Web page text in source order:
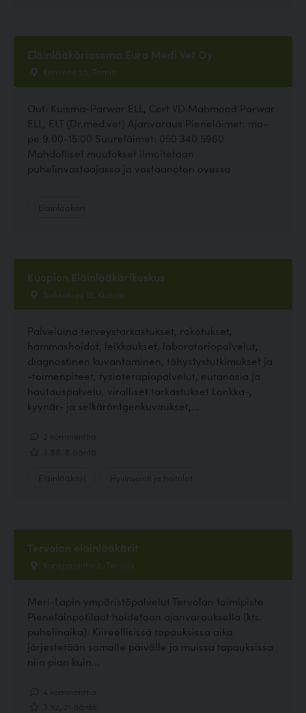
Eläinlääkäriasema Euro Medi Vet Oy
Kemintie 25, Tornio
Outi Kuisma-Parwar ELL, Cert VD Mahmood Parwar
ELL, ELT (Dr.med.vet) Ajanvaraus Pieneläimet: ma–
pe 9.00-15.00 Suureläimet: 050 340 5960
Mahdolliset muutokset ilmoitetaan
puhelinvastaajassa ja vastaanoton ovessa
Kuopion Eläinlääkärikeskus
Soikkokuja 12, Kuopio
Palveluina terveystarkastukset, rokotukset,
hammashoidot, leikkaukset, laboratoriopalvelut,
diagnostinen kuvantaminen, tähystystutkimukset ja
-toimenpiteet, fysioterapiapalvelut, eutanasia ja
hautauspalvelu, viralliset tarkastukset Lonkka-,
kyynär- ja selkäröntgenkuvaukset,...
Tervolan eläinlääkärit
Konepajantie 2, Tervola
Meri-Lapin ympäristöpalvelut Tervolan toimipiste
Pieneläinpotilaat hoidetaan ajanvarauksella (kts.
puhelinaika). Kiireellisissä tapauksissa aika
järjestetään samalle päivälle ja muissa tapauksissa
niin pian kuin...